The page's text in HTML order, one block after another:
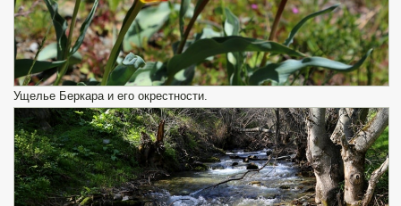
Ущелье Беркара и его окрестности.